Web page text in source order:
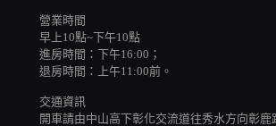
營業時間
早上10點~下午10點
進房時間：下午16:00；
退房時間：上午11:00前。
交通資訊
開車請由中山高下彰化交流道往秀水方向彰鹿